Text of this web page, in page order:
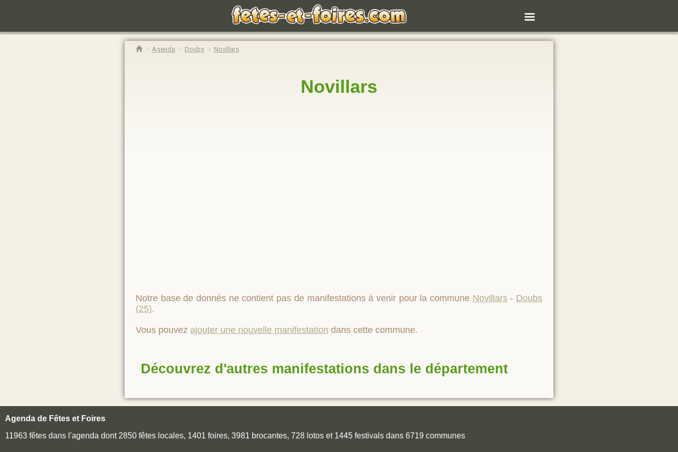
Agenda Doubs Novillars
Novillars
Notre base de donnés ne contient pas de manifestations à venir pour la commune Novillars- Doubs
(25).
Vous pouvez ajouter une nouvelle manifestation dans cette commune.
Découvrez d'autres manifestations dans le département
Agenda de Fêtes et Foires
11963 fêtes dans l'agenda dont 2850 fêtes locales, 1401 foires, 3981 brocantes, 728 lotos et 1445 festivals dans 6719 communes